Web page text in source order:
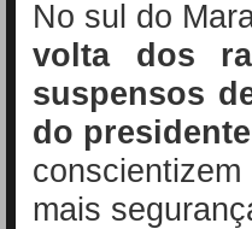
No sul do
volta dos
suspensos
do
mais